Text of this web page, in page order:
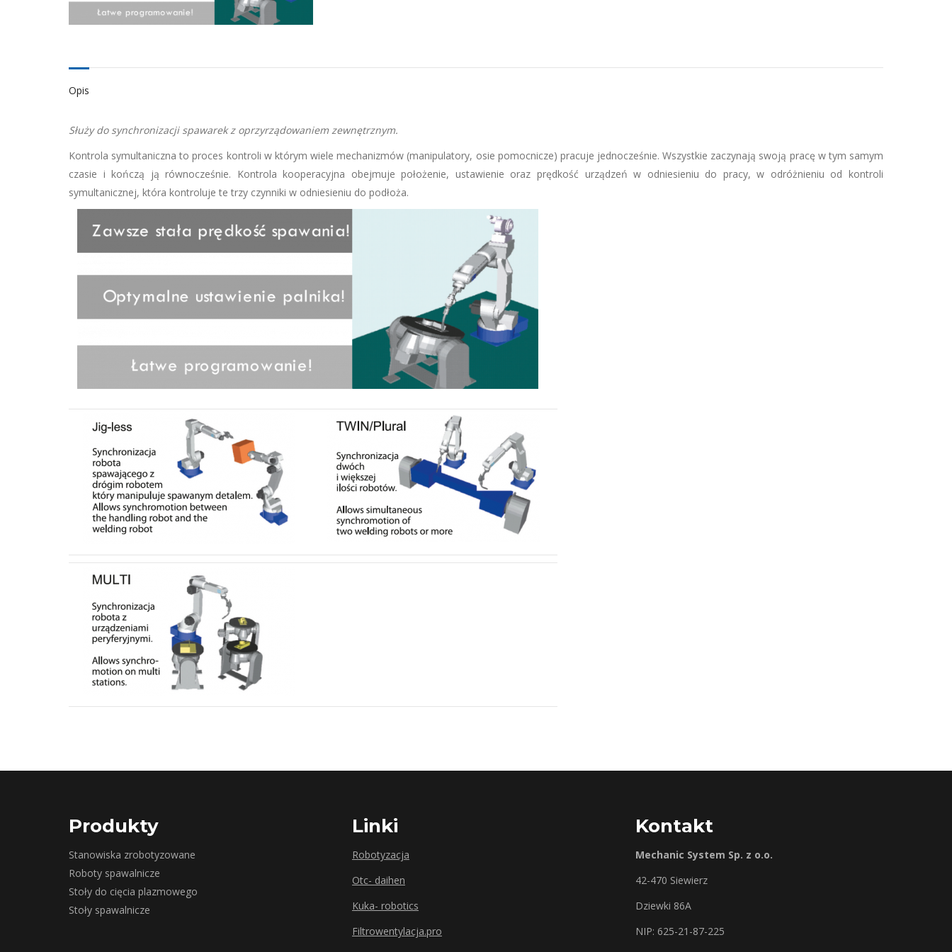
Opis
Służy do synchronizacji spawarek z oprzyrządowaniem zewnętrznym.
Kontrola symultaniczna to proces kontroli w którym wiele mechanizmów (manipulatory, osie pomocnicze) pracuje jednocześnie. Wszystkie zaczynają swoją pracę w tym samym
czasie i kończą ją równocześnie. Kontrola kooperacyjna obejmuje położenie, ustawienie oraz prędkość urządzeń w odniesieniu do pracy, w odróżnieniu od kontroli
symultanicznej, która kontroluje te trzy czynniki w odniesieniu do podłoża.
Produkty
Stanowiska zrobotyzowane
Roboty spawalnicze
Stoły do cięcia plazmowego
Stoły spawalnicze
Linki
Robotyzacja
Otc- daihen
Kuka- robotics
Filtrowentylacja.pro
Kontakt
Mechanic System Sp. z o.o.
42-470 Siewierz
Dziewki 86A
NIP: 625-21-87-225